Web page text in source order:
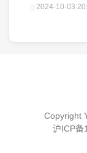
2024-10-03
Copyright
沪ICP备